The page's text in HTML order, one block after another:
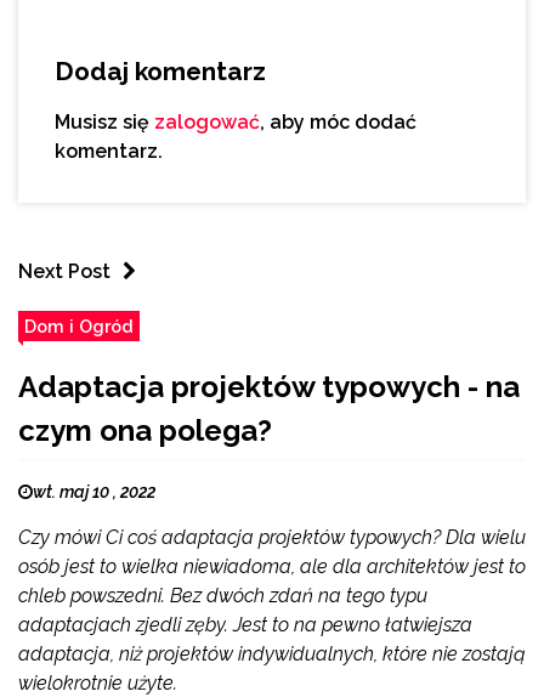
Dodaj komentarz
Musisz się zalogować, aby móc dodać
komentarz.
Next Post
Dom i Ogród
Adaptacja projektów typowych - na
czym ona polega?
wt. maj 10 , 2022
Czy mówi Ci coś adaptacja projektów typowych? Dla wielu
osób jest to wielka niewiadoma, ale dla architektów jest to
chleb powszedni. Bez dwóch zdań na tego typu
adaptacjach zjedli zęby. Jest to na pewno łatwiejsza
adaptacja, niż projektów indywidualnych, które nie zostają
wielokrotnie użyte.